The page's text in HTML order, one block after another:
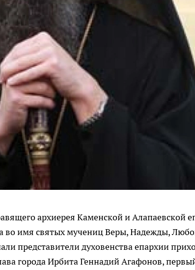
архиерея Каменской и Алапаевской
во имя святых мучениц Веры, Надежды,
представители духовенства епархии
города Ирбита Геннадий Агафонов,